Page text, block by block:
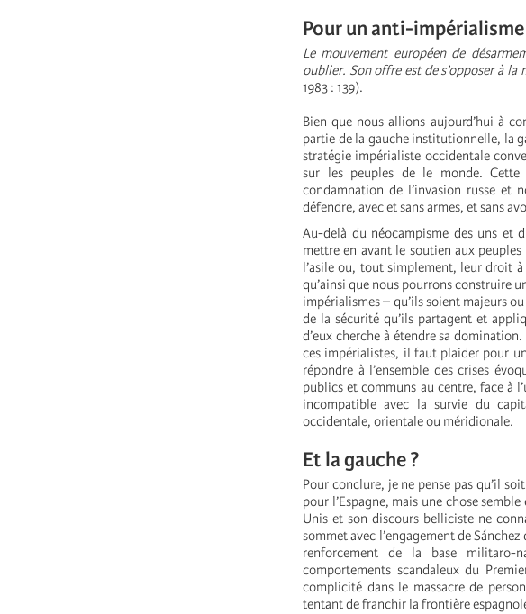
Pour un anti-
Le mouvement européen de
oublier. Son offre est de s’opposer à
1983 : 139).
Bien que nous allions aujourd’hui à
partie de la gauche institutionnelle, la
stratégie impérialiste occidentale
sur les peuples de le monde.
condamnation de l’invasion russe et
défendre, avec et sans armes, et sans
Au-delà du néocampisme des uns et
mettre en avant le soutien aux
l’asile ou, tout simplement, leur droit
qu’ainsi que nous pourrons construire
impérialismes – qu’ils soient majeurs
de la sécurité qu’ils partagent et
d’eux cherche à étendre sa
ces impérialistes, il faut plaider pour
répondre à l’ensemble des crises
publics et communs au centre, face à
incompatible avec la survie du
occidentale, orientale ou méridionale.
Et la gauche ?
Pour conclure, je ne pense pas qu’il
pour l’Espagne, mais une chose
Unis et son discours belliciste ne
sommet avec l’engagement de
renforcement de la base militaro-
comportements scandaleux du
complicité dans le massacre de
tentant de franchir la frontière